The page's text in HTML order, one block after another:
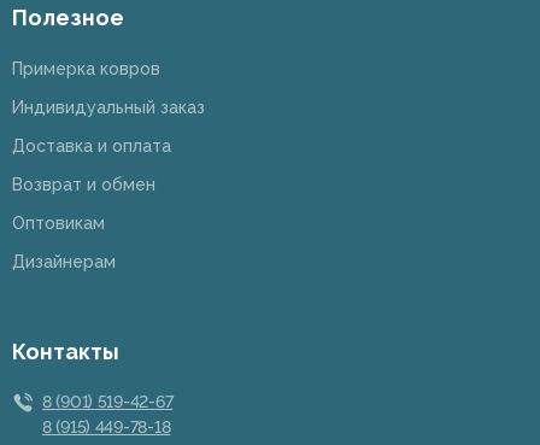
Полезное
Примерка ковров
Индивидуальный заказ
Доставка и оплата
Возврат и обмен
Оптовикам
Дизайнерам
Контакты
8 (901) 519-42-67
8 (915) 449-78-18